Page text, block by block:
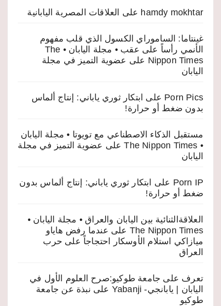
hamdy mokhtar على العلاقات المصرية اليابانية
غينتاما: الساموراي الكسول الذي قلب مفهوم
الأنمي رأساً على عقب • مجلة اليابان • The
Nippon Times على عضوية التميز في مجلة
اليابان
Porn Pics على ابتكار ثوري ياباني: إنتاج ألماس
بدون ضغط أو حرارة!
مستقبل الذكاء الاصطناعي مع تويوتا • مجلة اليابان
• The Nippon Times
على عضوية التميز في مجلة
اليابان
Porn IP على
ابتكار ثوري ياباني: إنتاج ألماس بدون
ضغط أو حرارة!
العلاقةالثنائية بين اليابان والعراق • مجلة اليابان •
The Nippon Times على عندما رفض هاياو
ميازاكي استلام الأوسكار احتجاجاً على حرب
العراق
تعرف على جامعة طوكيو:صرح العلوم الأول في
اليابان | يابانجي- Yabanji
على نبذة عن جامعة
طوكيو